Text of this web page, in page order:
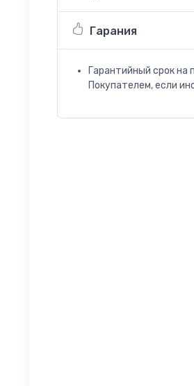
Гарания
Гарантийный срок на
Покупателем, если